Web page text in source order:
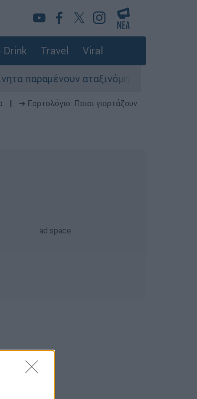
Drink Travel Viral
αταξινόμητα - Λύση αναζητά το
➔ Εορτολόγιο: Ποιοι γιορτάζουν